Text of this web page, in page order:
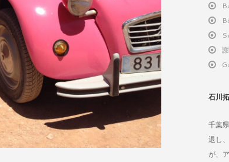
石川
千葉
退し
が、